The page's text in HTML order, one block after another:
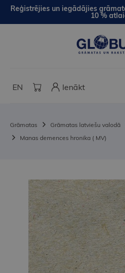
Reģistrējies un iegādājies
10 %
EN Ienākt
Grāmatas Grāmatas latviešu valodā
Manas demences hronika ( MV)